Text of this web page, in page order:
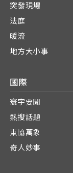
突發現場
法庭
暖流
地方大小事
國際
寰宇要聞
熱搜話題
東協萬象
奇人妙事